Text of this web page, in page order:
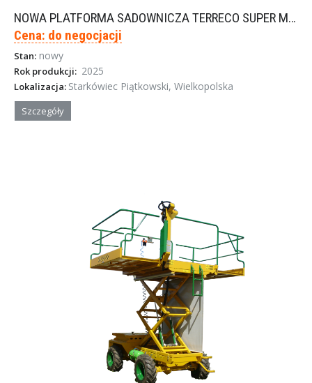
NOWA PLATFORMA SADOWNICZA TERRECO SUPER MINI
Cena: do negocjacji
Stan: nowy
Rok produkcji: 2025
Lokalizacja: Starkówiec Piątkowski, Wielkopolska
Szczegóły